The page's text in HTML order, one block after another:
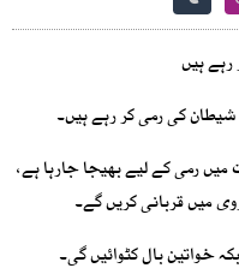
ہیں
کی رمی کر رہے ہیں۔
رمی کے لیے بھیجا جارہا ہے،
میں قربانی کریں گے۔
خواتین بال کٹوائیں گی۔